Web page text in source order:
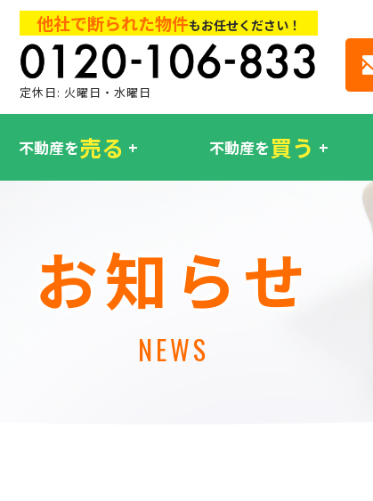
他社で断られた物件もお任せください！
定休日: 火曜日・水曜日
不動産を売る 不動産を買う
お知らせ
NEWS